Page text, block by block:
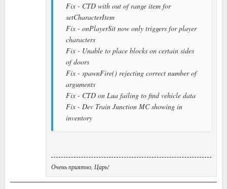
Fix - CTD with out of range item for
setCharacterItem
Fix - onPlayerSit now only triggers for player
characters
Fix - Unable to place blocks on certain sides
of doors
Fix - spawnFire() rejecting correct number of
arguments
Fix - CTD on Lua failing to find vehicle data
Fix - Dev Train Junction MC showing in
inventory
Очень приятно, Царь!